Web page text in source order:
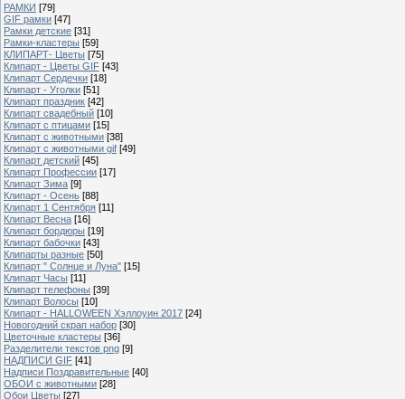
РАМКИ [79]
GIF рамки [47]
Рамки детские [31]
Рамки-кластеры [59]
КЛИПАРТ- Цветы [75]
Клипарт - Цветы GIF [43]
Клипарт Сердечки [18]
Клипарт - Уголки [51]
Клипарт праздник [42]
Клипарт свадебный [10]
Клипарт с птицами [15]
Клипарт с животными [38]
Клипарт с животными gif [49]
Клипарт детский [45]
Клипарт Профессии [17]
Клипарт Зима [9]
Клипарт - Осень [88]
Клипарт 1 Сентября [11]
Клипарт Весна [16]
Клипарт бордюры [19]
Клипарт бабочки [43]
Клипарты разные [50]
Клипарт " Солнце и Луна" [15]
Клипарт Часы [11]
Клипарт телефоны [39]
Клипарт Волосы [10]
Клипарт - HALLOWEEN Хэллоуин 2017 [24]
Новогодний скрап набор [30]
Цветочные кластеры [36]
Разделители текстов png [9]
НАДПИСИ GIF [41]
Надписи Поздравительные [40]
ОБОИ с животными [28]
Обои Цветы [27]